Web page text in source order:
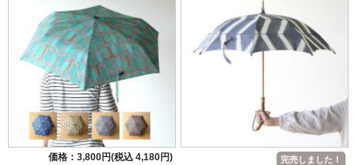
価格：3,800円(税込 4,180円) 完売しました！